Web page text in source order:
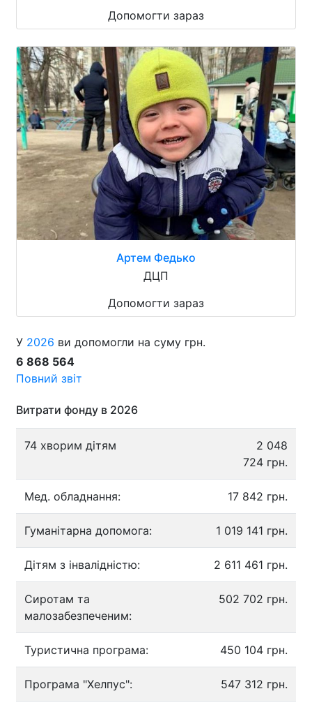
Допомогти зараз
Артем Федько
ДЦП
Допомогти зараз
У 2026 ви допомогли на суму грн.
6 868 564
Повний звіт
Витрати фонду в 2026
74 хворим дітям
2 048
724 грн.
Мед. обладнання: 17 842 грн.
Гуманітарна допомога: 1 019 141 грн.
Дітям з інвалідністю: 2 611 461 грн.
Сиротам та
малозабезпеченим:
502 702 грн.
Туристична програма: 450 104 грн.
Програма "Хелпус": 547 312 грн.